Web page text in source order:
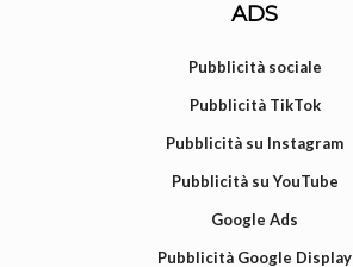
ADS
Pubblicità sociale
Pubblicità TikTok
Pubblicità su Instagram
Pubblicità su YouTube
Google Ads
Pubblicità Google Display